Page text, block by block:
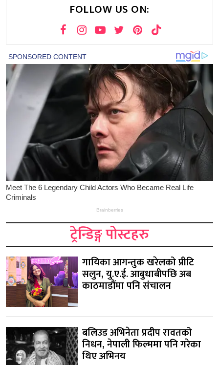
FOLLOW US ON:
ट्रेन्डिङ्ग पोस्टहरु
गायिका आगन्तुक खरेलको प्रीटि
सलुन, यु.ए.ई. आबुधाबीपछि अब
काठमाडौंमा पनि संचालन
बलिउड अभिनेता प्रदीप रावतको
निधन, नेपाली फिल्ममा पनि गरेका
थिए अभिनय